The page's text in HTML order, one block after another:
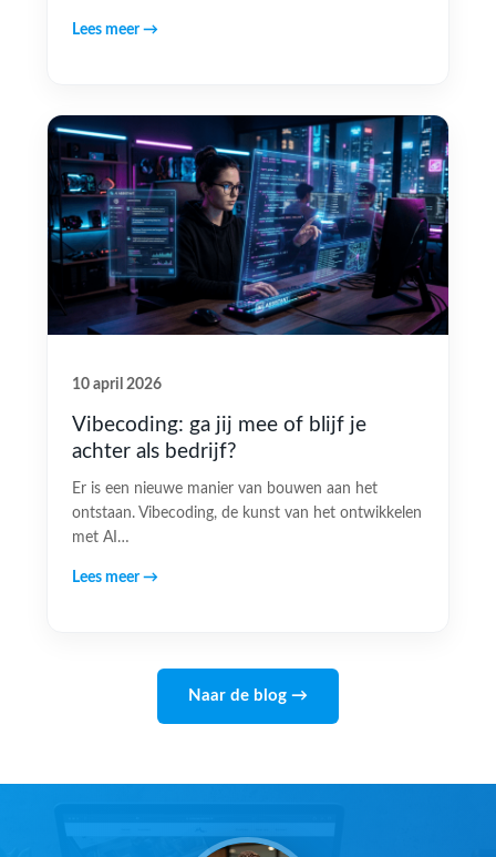
Lees meer →
10 april 2026
Vibecoding: ga jij mee of blijf je
achter als bedrijf?
Er is een nieuwe manier van bouwen aan het
ontstaan. Vibecoding, de kunst van het ontwikkelen
met AI…
Lees meer →
Naar de blog →